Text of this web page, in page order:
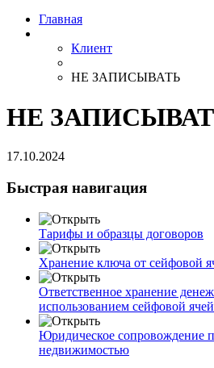
Главная
Клиент
НЕ ЗАПИСЫВАТЬ
НЕ
17.10.2024
Быстрая навигация
Тарифы и образцы договоров
Хранение ключа от сейфовой
Ответственное хранение
использованием сейфовой
Юридическое сопровождение
недвижимостью